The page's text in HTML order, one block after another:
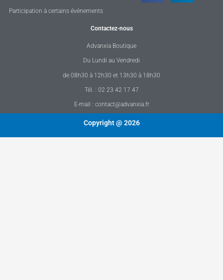
Participation à certains événements
Contactez-nous
Advanxia Boutique
Du Lundi au Vendredi
de 08h30 à 12h30 et 13h30 à 18h30
Tél. : 02 23 42 17 47
E-mail : contact@advanxia.fr
Copyright @ 2026